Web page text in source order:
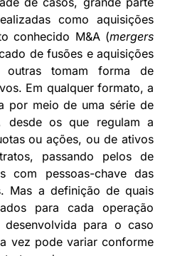
como aquisições
conhecido M&A (mergers
de fusões e aquisições
outras tomam forma de
Em qualquer formato, a
por meio de uma série de
desde os que regulam a
ou ações, ou de ativos
passando pelos de
com pessoas-chave das
Mas a definição de quais
para cada operação
para o caso
vez pode variar conforme